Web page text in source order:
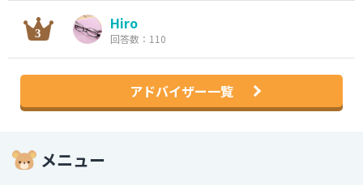
Hiro
回答数：110
アドバイザー一覧
メニュー